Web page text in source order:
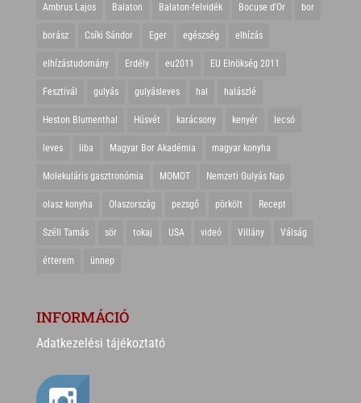
Ambrus Lajos Balaton Balaton-felvidék Bocuse d'Or bor
borász Csíki Sándor Eger egészség elhízás
elhízástudomány Erdély eu2011 EU Elnökség 2011
Fesztivál gulyás gulyásleves hal halászlé
Heston Blumenthal Húsvét karácsony kenyér lecsó
leves liba Magyar Bor Akadémia magyar konyha
Molekuláris gasztronómia MOMOT Nemzeti Gulyás Nap
olasz konyha Olaszország pezsgő pörkölt Recept
Széll Tamás sör tokaj USA videó Villány Válság
étterem ünnep
INFORMÁCIÓ
Adatkezelési tájékoztató